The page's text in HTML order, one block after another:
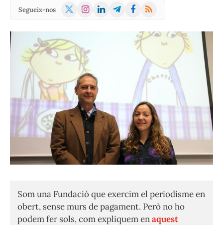
Segueix-nos
X
Instagram
LinkedInTelegramFacebook
RSS
Som una Fundació que exercim el periodisme en
obert, sense murs de pagament. Però no ho
podem fer sols, com expliquem enaquest